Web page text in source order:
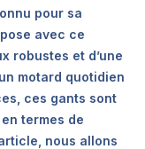
pour sa
avec ce
robustes et d’une
motard quotidien
ces gants sont
termes de
nous allons